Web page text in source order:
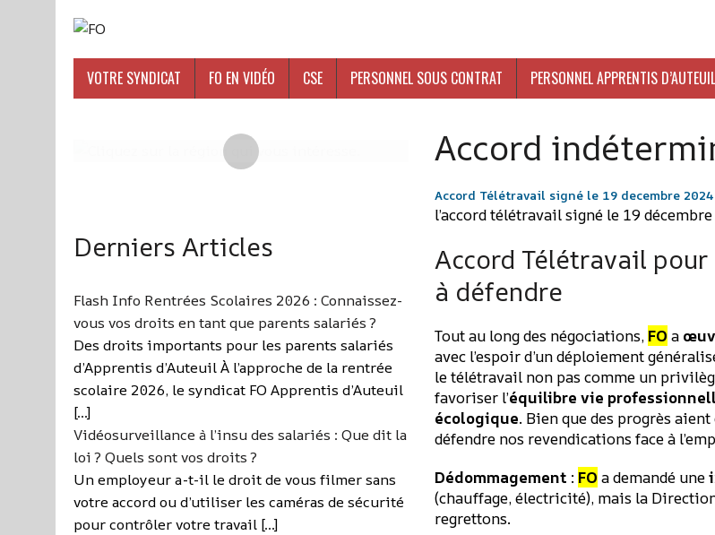
VOTRE SYNDICAT FO EN VIDÉO CSE PERSONNEL SOUS CONTRAT PERSONNEL APPRENTIS D’AUTEUIL
Accord
Accord Télétravail signé le 19 decembre 2024
l’accord télétravail signé le 19
Accord Télétravail
à défendre
Tout au long des négociations,FO a
avec l’espoir d’un déploiement
le télétravail non pas comme un
favoriser l’équilibre vie
écologique. Bien que des progrès
défendre nos revendications face à
Dédommagement : FO a demandé une
(chauffage, électricité), mais la
regrettons.
Derniers Articles
Flash Info Rentrées Scolaires 2026 : Connaissez-
vous vos droits en tant que parents salariés ?
Des droits importants pour les parents salariés
d’Apprentis d’Auteuil À l’approche de la rentrée
scolaire 2026, le syndicat FO Apprentis d’Auteuil
[…]
Vidéosurveillance à l’insu des salariés : Que dit la
loi ? Quels sont vos droits ?
Un employeur a-t-il le droit de vous filmer sans
votre accord ou d’utiliser les caméras de sécurité
pour contrôler votre travail […]